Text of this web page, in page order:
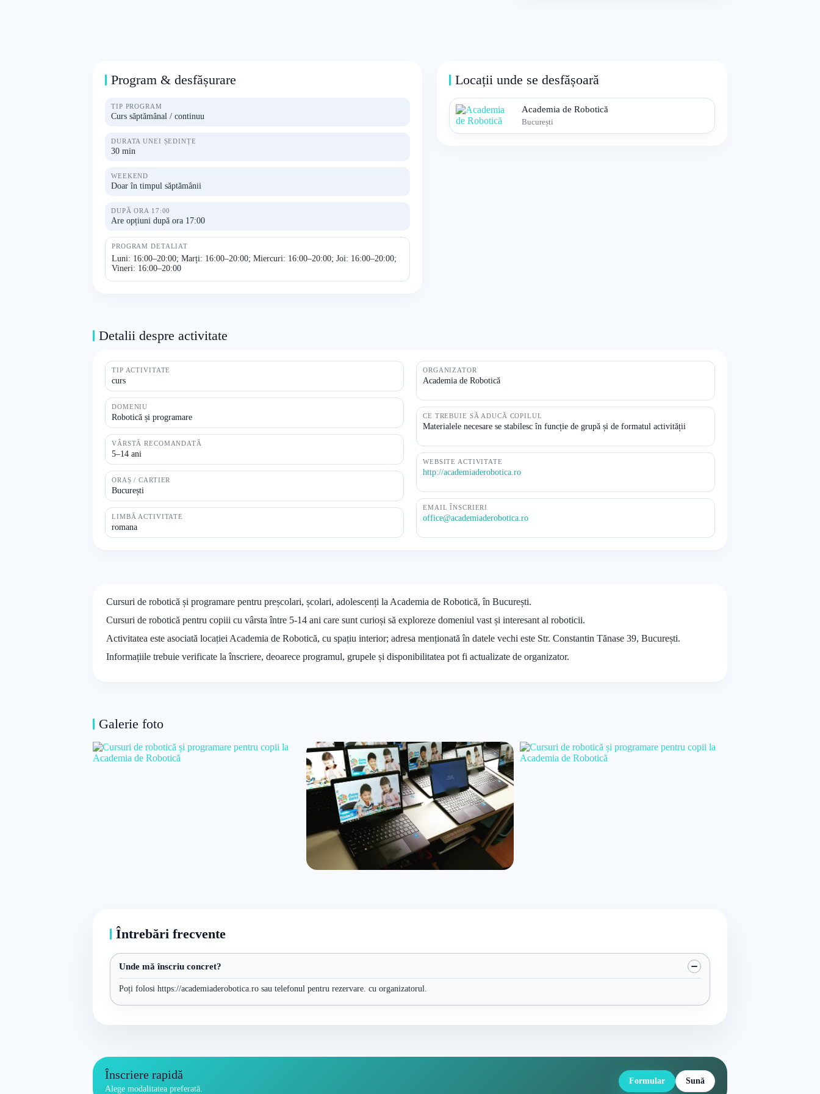
Program & desfășurare
TIP PROGRAM
Curs săptămânal / continuu
DURATA UNEI ȘEDINȚE
30 min
WEEKEND
Doar în timpul săptămânii
DUPĂ ORA 17:00
Are opțiuni după ora 17:00
PROGRAM DETALIAT
Luni: 16:00–20:00; Marți: 16:00–20:00; Miercuri: 16:00–20:00; Joi: 16:00–20:00;
Vineri: 16:00–20:00
Locații unde se desfășoară
Academia de Robotică
București
Detalii despre activitate
TIP ACTIVITATE
curs
DOMENIU
Robotică și programare
VÂRSTĂ RECOMANDATĂ
5–14 ani
ORAȘ / CARTIER
București
LIMBĂ ACTIVITATE
romana
ORGANIZATOR
Academia de Robotică
CE TREBUIE SĂ ADUCĂ COPILUL
Materialele necesare se stabilesc în funcție de grupă și de formatul activității
WEBSITE ACTIVITATE
http://academiaderobotica.ro
EMAIL ÎNSCRIERI
office@academiaderobotica.ro
Cursuri de robotică și programare pentru preșcolari, școlari, adolescenți la Academia de Robotică, în București.
Cursuri de robotică pentru copiii cu vârsta între 5-14 ani care sunt curioși să exploreze domeniul vast și interesant al roboticii.
Activitatea este asociată locației Academia de Robotică, cu spațiu interior; adresa menționată în datele vechi este Str. Constantin Tănase 39, București.
Informațiile trebuie verificate la înscriere, deoarece programul, grupele și disponibilitatea pot fi actualizate de organizator.
Galerie foto
Întrebări frecvente
Unde mă înscriu concret?
Poți folosi https://academiaderobotica.ro sau telefonul pentru rezervare. cu organizatorul.
Înscriere rapidă
Alege modalitatea preferată.
Formular Sună